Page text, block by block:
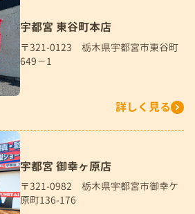
宇都宮 東谷町本店
〒321-0123 栃木県宇都宮市東谷町
649－1
詳しく見る
宇都宮 御幸ヶ原店
〒321-0982 栃木県宇都宮市御幸ケ
原町136-176